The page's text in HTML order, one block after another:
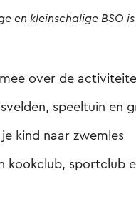
en kleinschalige BSO
over de
speeltuin en
kind naar zwemles
kookclub, sportclub